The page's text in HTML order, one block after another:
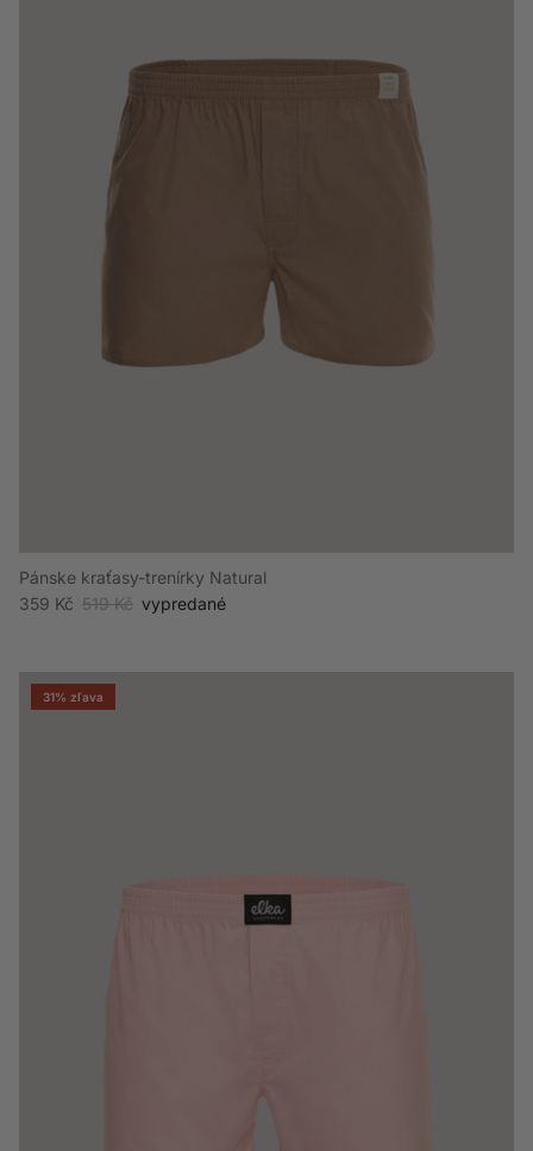
Pánske kraťasy-trenírky Natural
Akciová cena
359 Kč Bežná cena
519 Kč vypredané
31% zľava